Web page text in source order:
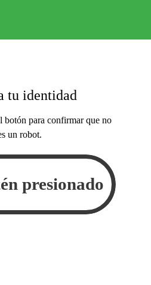
tu identidad
botón para confirmar que no
un robot.